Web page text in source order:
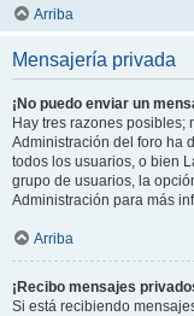
Arriba
Mensajería privada
¡No puedo enviar un
Hay tres razones posibles;
Administración del foro ha
todos los usuarios, o bien
grupo de usuarios, la
Administración para más
Arriba
¡Recibo mensajes
Si está recibiendo